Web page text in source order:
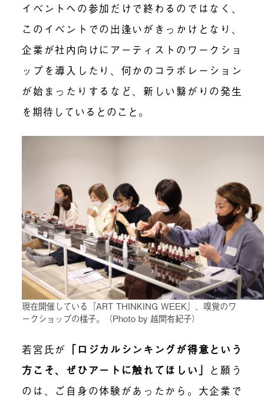
イベントへの参加だけで終わるのではなく、
このイベントでの出逢いがきっかけとなり、
企業が社内向けにアーティストのワークショ
ップを導入したり、何かのコラボレーション
が始まったりするなど、新しい繋がりの発生
を期待しているとのこと。
現在開催している『ART THINKING WEEK』、嗅覚のワ
ークショップの様子。（Photo by 越間有紀子）
若宮氏が 「 ロジカルシンキングが得意という
方こそ、ぜひアートに触れてほしい 」 と願う
のは、ご自身の体験があったから。大企業で